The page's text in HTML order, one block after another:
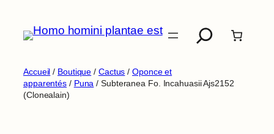
contenu
Accueil / Boutique / Cactus /Oponce et
apparentés / Puna / Subteranea Fo. Incahuasii Ajs2152
(Clonealain)